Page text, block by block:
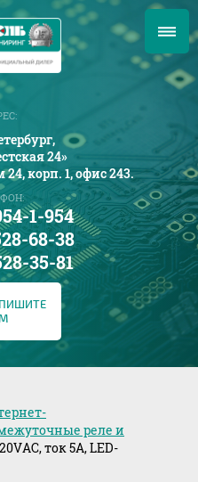
24»
корп. 1, офис 243.
1-954
68-38
35-81
реле и
ток 5А, LED-